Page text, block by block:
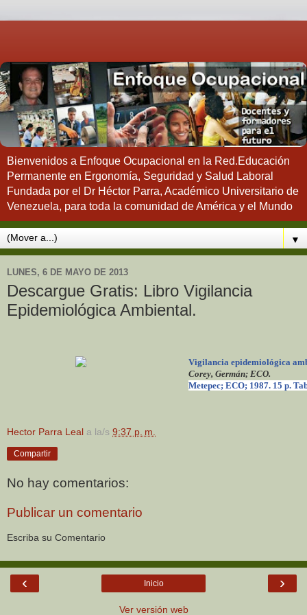
Bienvenidos a Enfoque Ocupacional en la Red.Educación
Permanente en Ergonomía, Seguridad y Salud Laboral
Fundada por el Dr Héctor Parra, Académico Universitario de
Venezuela, para toda la comunidad de América y el Mundo
▼
LUNES, 6 DE MAYO DE 2013
Descargue Gratis: Libro Vigilancia
Epidemiológica Ambiental.
Vigilancia epidemiológica
Corey, Germán; ECO.
Metepec; ECO; 1987. 15 p.
Hector Parra Leal a la/s 9:37 p. m.
Compartir
No hay comentarios:
Publicar un comentario
Escriba su Comentario
‹ ›
Inicio
Ver versión web